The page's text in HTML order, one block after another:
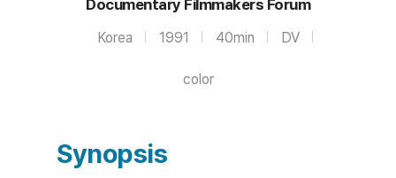
Documentary Filmmakers Forum
Korea 1991 40min DV
color
Synopsis